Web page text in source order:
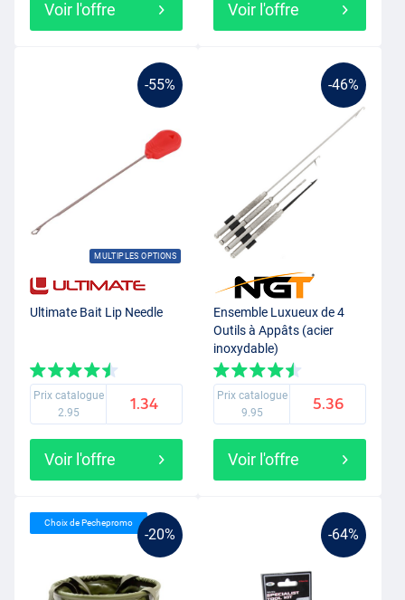
Voir l'offre Voir l'offre
-55%
MULTIPLES OPTIONS
Ultimate Bait Lip Needle
Prix catalogue
2.95
1.34
Voir l'offre
-46%
Ensemble Luxueux de 4
Outils à Appâts (acier
inoxydable)
Prix catalogue
9.95
5.36
Voir l'offre
-20%
Choix de Pechepromo
-64%